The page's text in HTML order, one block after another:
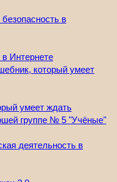
в
который умеет
группе № 5 "Учёные"